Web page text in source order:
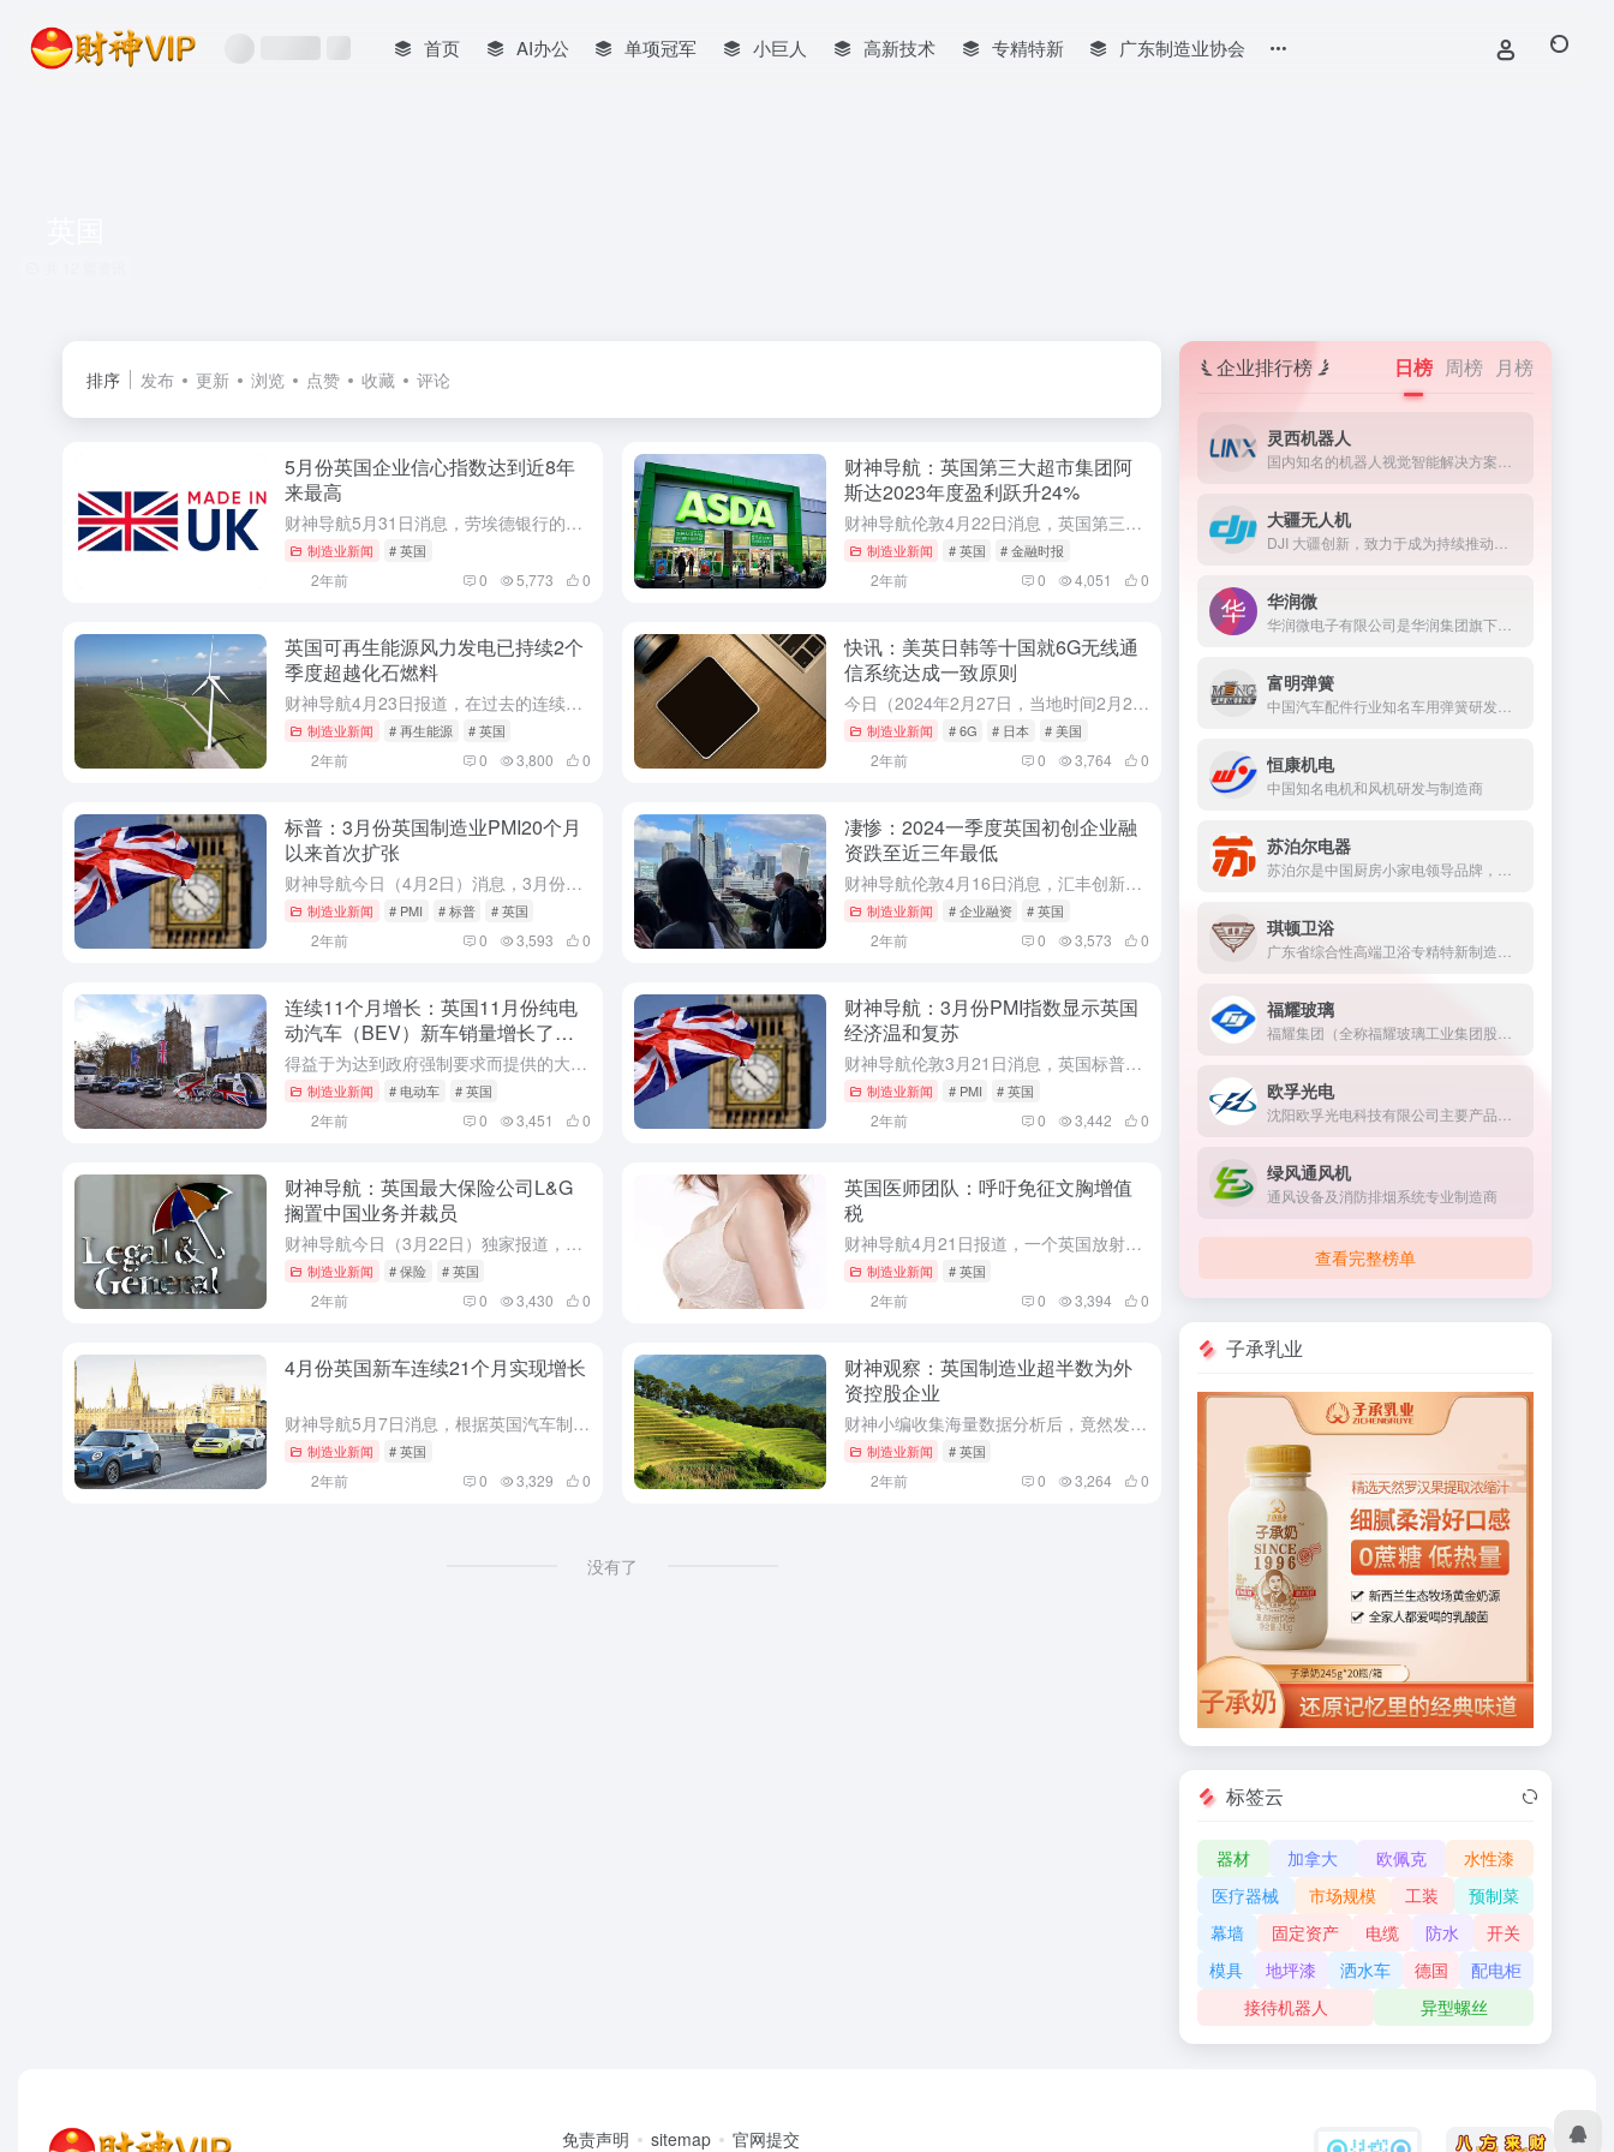
首页 AI办公 单项冠军 小巨人 高新技术 专精特新 广东制造业协会
排序 发布 更新 浏览 点赞 收藏 评论
5月份英国企业信心指数达到近8年
来最高
财神导航5月31日消息，劳埃德银行的商业晴雨表显示，2024年5月份英国企业信心指数跃升8个百分点，达到50%，为近8年（2015年11月）以来的最高值，这主要是受到通胀下降后企业对前景的乐观情绪以及...
制造业新闻 # 英国
2年前 0 5,773 0
财神导航：英国第三大超市集团阿
斯达2023年度盈利跃升24%
财神导航伦敦4月22日消息，英国第三大超市集团阿斯达（Asda）报告称，尽管市场份额被竞争对手夺走，但其战略仍取得了进展，2023年度盈利跃升24%，超过10亿英镑（12.4亿美元）。
制造业新闻 # 英国 # 金融时报
2年前 0 4,051 0
英国可再生能源风力发电已持续2个
季度超越化石燃料
财神导航4月23日报道，在过去的连续两个季度里，风力发电场一直是英国的主要电力来源，这标志着可再生能源在英国发电量中超过化石燃料的时间达到有史以来最长。
制造业新闻 # 再生能源 # 英国
2年前 0 3,800 0
快讯：美英日韩等十国就6G无线通
信系统达成一致原则
今日（2024年2月27日，当地时间2月26日）美国白宫消息，美国、澳大利亚、加拿大、捷克、芬兰、法国、日本、韩国、瑞典和英国就6G无线通信系统研发的共同原则发表联合声明。
制造业新闻 # 6G # 日本 # 美国
2年前 0 3,764 0
标普：3月份英国制造业PMI20个月
以来首次扩张
财神导航今日（4月2日）消息，3月份标普全球/CIPS英国制造业采购经理人指数（PMI）终值升至50.3，该数值是英国近20个月以来的首次进入扩张区。
制造业新闻 # PMI # 标普 # 英国
2年前 0 3,593 0
凄惨：2024一季度英国初创企业融
资跌至近三年最低
财神导航伦敦4月16日消息，汇丰创新银行和Dealroom的报告显示，2024年第一季度，英国初创企业的融资额为39亿美元，低于上一季度的48亿美元，这是自2020年第二季度以来的近三年最低水平。
制造业新闻 # 企业融资 # 英国
2年前 0 3,573 0
连续11个月增长：英国11月份纯电
动汽车（BEV）新车销量增长了
58%
得益于为达到政府强制要求而提供的大幅折扣，英国11月份纯电动汽车（BEV）新车销量增长了58%，这是连续第11个月的增长。
制造业新闻 # 电动车 # 英国
2年前 0 3,451 0
财神导航：3月份PMI指数显示英国
经济温和复苏
财神导航伦敦3月21日消息，英国标普全球综合采购经理人指数（PMI）从2月份的53.0回落至3月份的52.9，显示英国企业本月继续保持从衰退中复苏的势头，但顽固的价格压力可能会支撑英国央行对利率采取观...
制造业新闻 # PMI # 英国
2年前 0 3,442 0
财神导航：英国最大保险公司L&G
搁置中国业务并裁员
财神导航今日（3月22日）独家报道，英国最大保险公司和资产管理公司之一的Legal & General (LGEN.L)，已经搁置了获得中国业务许可的计划，并将在中国的员工人数减少了一半以上，加入了在...
制造业新闻 # 保险 # 英国
2年前 0 3,430 0
英国医师团队：呼吁免征文胸增值
税
财神导航4月21日报道，一个英国放射技师团体呼吁对文胸免征增值税，认为文胸与卫生用品一样，对妇女健康至关重要。据了解，目前，英国只有接受过乳腺癌手术的妇女才能免交 20% 的增值税。
制造业新闻 # 英国
2年前 0 3,394 0
4月份英国新车连续21个月实现增长
财神导航5月7日消息，根据英国汽车制造商和贸易商协会（SMMT）最新的初步行业数据，2024年4月份英国新车注册量连续第21个月实现了增长。预计总体销量将达到198万辆。
制造业新闻 # 英国
2年前 0 3,329 0
财神观察：英国制造业超半数为外
资控股企业
财神小编收集海量数据分析后，竟然发现英国制造业超过半数企业为外资控股，这体现了英国作为一个开放型经济体的特点，吸引了大量外资企业的投资和参与。外资企业的投资和技术引进，推动了英国制造业的发展，提高了产...
制造业新闻 # 英国
2年前 0 3,264 0
没有了
企业排行榜 日榜 周榜 月榜
灵西机器人
大疆无人机
华润微
富明弹簧
恒康机电
中国知名电机和风机研发与制造商
苏泊尔电器
琪顿卫浴
福耀玻璃
欧孚光电
绿风通风机
通风设备及消防排烟系统专业制造商
查看完整榜单
子承乳业
标签云
器材 加拿大 欧佩克
水性漆
医疗器械
市场规模 工装
预制菜
幕墙
固定资产 电缆 防水
开关
模具
地坪漆 洒水车 德国
配电柜
接待机器人
异型螺丝
免责声明 sitemap 官网提交